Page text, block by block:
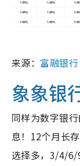
来源： 富融银行
象象银
同样为数字银
息！12个月长
选择多，3/4/6/